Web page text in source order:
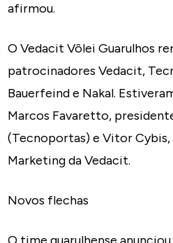
afirmou.
O Vedacit Vôlei Guarulhos
patrocinadores Vedacit,
Bauerfeind e Nakal.
Marcos Favaretto,
(Tecnoportas) e Vitor Cybis,
Marketing da Vedacit.
Novos flechas